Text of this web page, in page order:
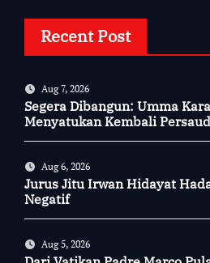
Recent Post
Aug 7, 2026
Segera Dibangun: Umma
Menyatukan Kembali
Aug 6, 2026
Jurus Jitu Irwan Hidayat
Negatif
Aug 5, 2026